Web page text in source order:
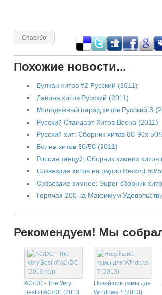
Похожие новости...
Вулкан хитов #2 Русский (2011)
Лавина хитов Русский (2011)
Молодежный парад хитов Русский 3
Русский Стандарт Хитов Весна (2011)
Русский хит: Сборник хитов 80-90х
Волна хитов 50/50 (2011)
Россия танцуй: Сборник зимних хитов
Созвездие хитов на радио Record 50/
Созвездие зимнее: Super сборник
Горячая 200-ка Максимум
Рекомендуем! Мы
AC/DC - The Very
Best of AC/DC (2013
Новейшие темы для
Windows 7 (2013)